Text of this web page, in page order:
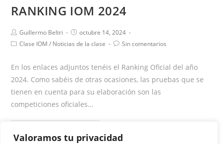
Valoramos tu privacidad
RANKING IOM 2024
Guillermo Beltri
octubre 14, 2024
Clase IOM / Noticias de la clase Sin comentarios
En los enlaces adjuntos tenéis el Ranking Oficial del año
2024. Como sabéis de otras ocasiones, las pruebas que se
tienen en cuenta para su elaboración son las
competiciones oficiales…